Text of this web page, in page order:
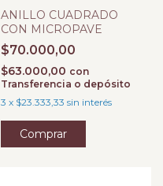
ANILLO CUADRADO
CON MICROPAVE
$70.000,00
$63.000,00 con
Transferencia o depósito
3 x $23.333,33 sin interés
Comprar